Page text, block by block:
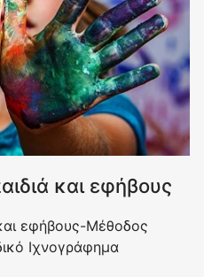
και εφήβους
εφήβους-Μέθοδος
Ιχνογράφημα